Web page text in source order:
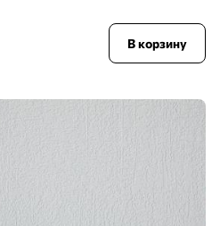
В корзину